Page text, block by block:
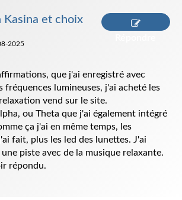
Kasina et choix
2025
que j'ai enregistré avec
fréquences lumineuses, j'ai acheté les
vend sur le site.
ou Theta que j'ai également intégré
ça j'ai en même temps, les
fait, plus les led des lunettes. J'ai
piste avec de la musique relaxante.
répondu.